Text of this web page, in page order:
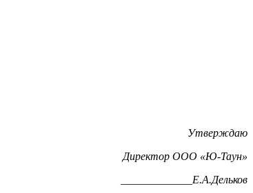
Утверждаю
Директор ООО «Ю-Таун»
_____________Е.А.Дельков